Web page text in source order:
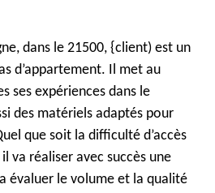
dans le 21500, {client) est un
d’appartement. Il met au
ses expériences dans le
des matériels adaptés pour
que soit la difficulté d’accès
va réaliser avec succès une
évaluer le volume et la qualité